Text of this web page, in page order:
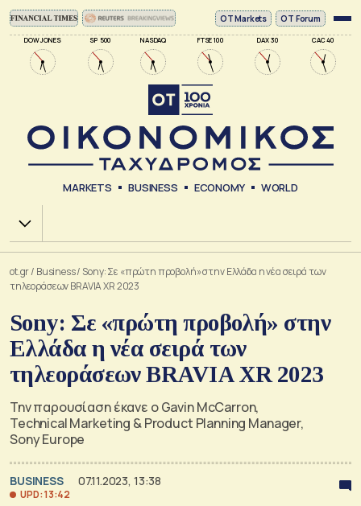
DOW JONES SP 500 NASDAQ FTSE 100 DAX 30 CAC 40
ΟΤ Markets OT Forum
MARKETS BUSINESS ECONOMY WORLD
Χ.Α.
ot.gr/ Business/ Sony: Σε «πρώτη προβολή» στην Ελλάδα η νέα σειρά των
τηλεοράσεων BRAVIA XR 2023
Sony: Σε «πρώτη προβολή» στην
Ελλάδα η νέα σειρά των
τηλεοράσεων BRAVIA XR 2023
Την παρουσίαση έκανε ο Gavin McCarron,
Technical Marketing & Product Planning Manager,
Sony Europe
BUSINESS 07.11.2023, 13:38
UPD: 13:42